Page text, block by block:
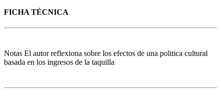
FICHA TÉCNICA
Notas El autor reflexiona sobre los efectos de una politica cultural
basada en los ingresos de la taquilla